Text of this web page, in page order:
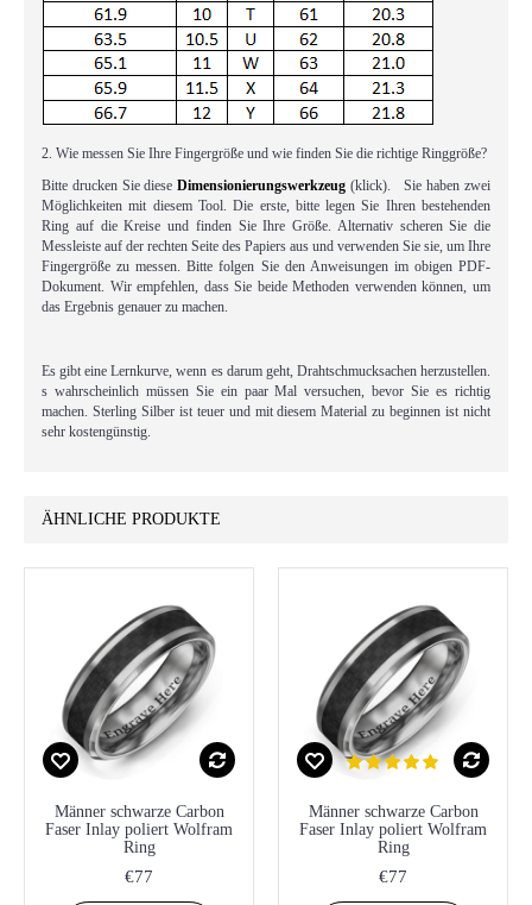
2. Wie messen Sie Ihre Fingergröße und wie finden Sie die richtige Ringgröße?
Bitte drucken Sie dieseDimensionierungswerkzeug(klick). Sie haben zwei
Möglichkeiten mit diesem Tool. Die erste, bitte legen Sie Ihren bestehenden
Ring auf die Kreise und finden Sie Ihre Größe. Alternativ scheren Sie die
Messleiste auf der rechten Seite des Papiers aus und verwenden Sie sie, um Ihre
Fingergröße zu messen. Bitte folgen Sie den Anweisungen im obigen PDF-
Dokument. Wir empfehlen, dass Sie beide Methoden verwenden können, um
das Ergebnis genauer zu machen.
Es gibt eine Lernkurve, wenn es darum geht, Drahtschmucksachen herzustellen.
s wahrscheinlich müssen Sie ein paar Mal versuchen, bevor Sie es richtig
machen. Sterling Silber ist teuer und mit diesem Material zu beginnen ist nicht
sehr kostengünstig.
ÄHNLICHE PRODUKTE
Männer schwarze Carbon
Faser Inlay poliert Wolfram
Ring
€77
Männer schwarze Carbon
Faser Inlay poliert Wolfram
Ring
€77